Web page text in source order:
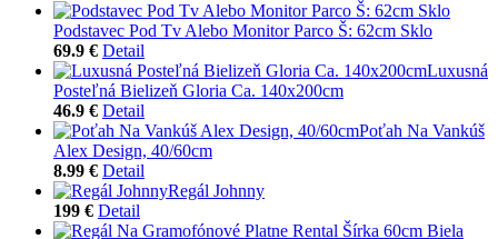
Podstavec Pod Tv Alebo Monitor Parco Š: 62cm Sklo
69.9 € Detail
Luxusná
Posteľná Bielizeň Gloria Ca. 140x200cm
46.9 € Detail
Poťah Na Vankúš
Alex Design, 40/60cm
8.99 € Detail
Regál Johnny
199 € Detail